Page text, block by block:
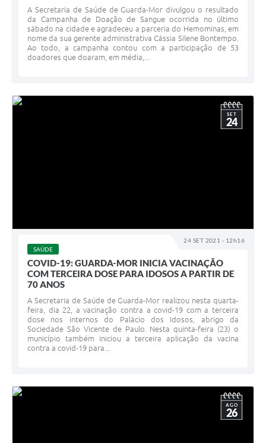
A Secretaria de Saúde de Guarda-Mor divulgou o resultado
da Campanha de Doação de Sangue ocorrida no último
sábado na cidade e agradeceu a parceria do Hemominas, em
nome da sua gerente administrativa Cássia Silene Bontempo.
Ao todo, a campanha contou com a participação de 53
doadores que doaram, em média,...
24 SET 2021 - 12h16
SET
24
SAÚDE
COVID-19: GUARDA-MOR INICIA VACINAÇÃO
COM TERCEIRA DOSE PARA IDOSOS A PARTIR DE
70 ANOS
A Secretaria de Saúde de Guarda-Mor realizou nesta quarta-
feira, dia 22, a vacinação contra a covid-19 com a terceira
dose nos internos do Palácio dos Idosos, abrigo da
Sociedade São Vicente de Paulo. Nesta quinta-feira (23) o
município também iniciou a terceira aplicação da vacina
contra a covid-19 para...
AGO
26